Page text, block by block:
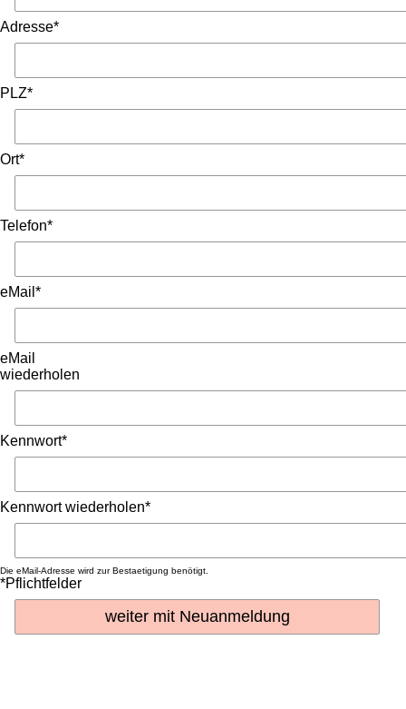
Adresse*
PLZ*
Ort*
Telefon*
eMail*
eMail
wiederholen
Kennwort*
Kennwort wiederholen*
Die eMail-Adresse wird zur Bestaetigung benötigt.
*Pflichtfelder